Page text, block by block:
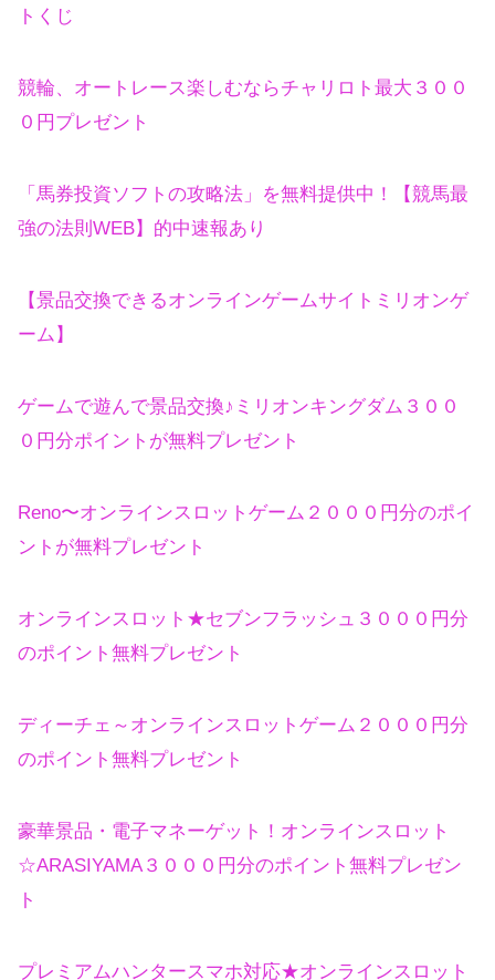
トくじ
競輪、オートレース楽しむならチャリロト最大３００
０円プレゼント
「馬券投資ソフトの攻略法」を無料提供中！【競馬最
強の法則WEB】的中速報あり
【景品交換できるオンラインゲームサイトミリオンゲ
ーム】
ゲームで遊んで景品交換♪ミリオンキングダム３００
０円分ポイントが無料プレゼント
Reno〜オンラインスロットゲーム２０００円分のポイ
ントが無料プレゼント
オンラインスロット★セブンフラッシュ３０００円分
のポイント無料プレゼント
ディーチェ～オンラインスロットゲーム２０００円分
のポイント無料プレゼント
豪華景品・電子マネーゲット！オンラインスロット
☆ARASIYAMA３０００円分のポイント無料プレゼン
ト
プレミアムハンタースマホ対応★オンラインスロット